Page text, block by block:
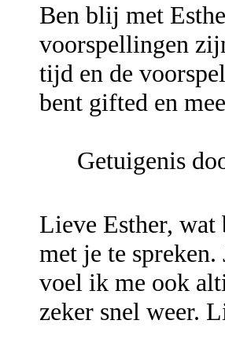
Ben blij met
voorspellingen
tijd en de
bent gifted en
Getuigenis
Lieve Esther,
met je te
voel ik me ook
zeker snel weer.